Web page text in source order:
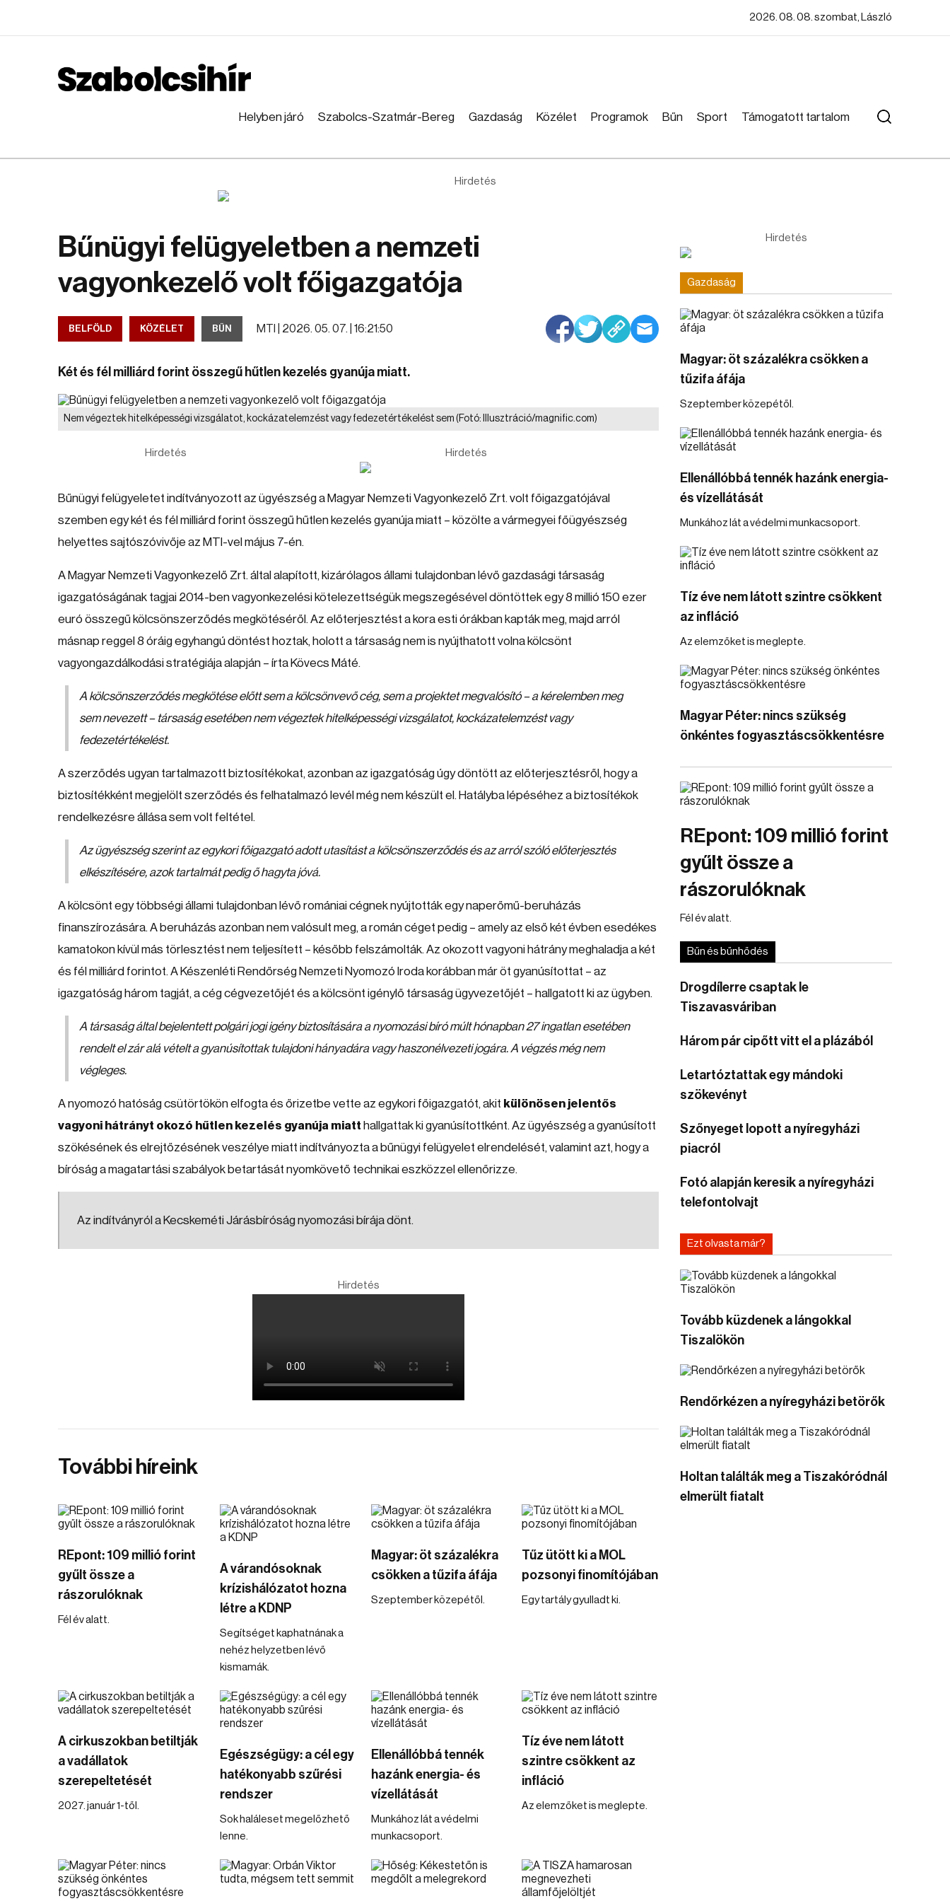
2026. 08. 08. szombat, László
Helyben járó Szabolcs-Szatmár-Bereg Gazdaság Közélet Programok Bűn Sport Támogatott tartalom
Hirdetés
Bűnügyi felügyeletben a nemzeti
vagyonkezelő volt főigazgatója
BELFÖLD KÖZÉLET BŰN MTI | 2026. 05. 07. | 16:21:50
Két és fél milliárd forint összegű hűtlen kezelés gyanúja miatt.
Nem végeztek hitelképességi vizsgálatot, kockázatelemzést vagy fedezetértékelést sem (Fotó: Illusztráció/magnific.com)
Hirdetés Hirdetés
Bűnügyi felügyeletet indítványozott az ügyészség a Magyar Nemzeti Vagyonkezelő Zrt. volt főigazgatójával
szemben egy két és fél milliárd forint összegű hűtlen kezelés gyanúja miatt – közölte a vármegyei főügyészség
helyettes sajtószóvivője az MTI-vel május 7-én.
A Magyar Nemzeti Vagyonkezelő Zrt. által alapított, kizárólagos állami tulajdonban lévő gazdasági társaság
igazgatóságának tagjai 2014-ben vagyonkezelési kötelezettségük megszegésével döntöttek egy 8 millió 150 ezer
euró összegű kölcsönszerződés megkötéséről. Az előterjesztést a kora esti órákban kapták meg, majd arról
másnap reggel 8 óráig egyhangú döntést hoztak, holott a társaság nem is nyújthatott volna kölcsönt
vagyongazdálkodási stratégiája alapján – írta Kövecs Máté.
A kölcsönszerződés megkötése előtt sem a kölcsönvevő cég, sem a projektet megvalósító – a kérelemben meg
sem nevezett – társaság esetében nem végeztek hitelképességi vizsgálatot, kockázatelemzést vagy
fedezetértékelést.
A szerződés ugyan tartalmazott biztosítékokat, azonban az igazgatóság úgy döntött az előterjesztésről, hogy a
biztosítékként megjelölt szerződés és felhatalmazó levél még nem készült el. Hatályba lépéséhez a biztosítékok
rendelkezésre állása sem volt feltétel.
Az ügyészség szerint az egykori főigazgató adott utasítást a kölcsönszerződés és az arról szóló előterjesztés
elkészítésére, azok tartalmát pedig ő hagyta jóvá.
A kölcsönt egy többségi állami tulajdonban lévő romániai cégnek nyújtották egy naperőmű-beruházás
finanszírozására. A beruházás azonban nem valósult meg, a román céget pedig – amely az első két évben esedékes
kamatokon kívül más törlesztést nem teljesített – később felszámolták. Az okozott vagyoni hátrány meghaladja a két
és fél milliárd forintot. A Készenléti Rendőrség Nemzeti Nyomozó Iroda korábban már öt gyanúsítottat – az
igazgatóság három tagját, a cég cégvezetőjét és a kölcsönt igénylő társaság ügyvezetőjét – hallgatott ki az ügyben.
A társaság által bejelentett polgári jogi igény biztosítására a nyomozási bíró múlt hónapban 27 ingatlan esetében
rendelt el zár alá vételt a gyanúsítottak tulajdoni hányadára vagy haszonélvezeti jogára. A végzés még nem
végleges.
A nyomozó hatóság csütörtökön elfogta és őrizetbe vette az egykori főigazgatót, akit különösen jelentős
vagyoni hátrányt okozó hűtlen kezelés gyanúja miatt hallgattak ki gyanúsítottként. Az ügyészség a gyanúsított
szökésének és elrejtőzésének veszélye miatt indítványozta a bűnügyi felügyelet elrendelését, valamint azt, hogy a
bíróság a magatartási szabályok betartását nyomkövető technikai eszközzel ellenőrizze.
Az indítványról a Kecskeméti Járásbíróság nyomozási bírája dönt.
Hirdetés
További híreink
REpont: 109 millió forint
gyűlt össze a
rászorulóknak
Fél év alatt.
A várandósoknak
krízishálózatot hozna
létre a KDNP
Segítséget kaphatnának a
nehéz helyzetben lévő
kismamák.
Magyar: öt százalékra
csökken a tűzifa áfája
Szeptember közepétől.
Tűz ütött ki a MOL
pozsonyi finomítójában
Egy tartály gyulladt ki.
A cirkuszokban betiltják
a vadállatok
szerepeltetését
2027. január 1-től.
Egészségügy: a cél egy
hatékonyabb szűrési
rendszer
Sok haláleset megelőzhető
lenne.
Ellenállóbbá tennék
hazánk energia- és
vízellátását
Munkához lát a védelmi
munkacsoport.
Tíz éve nem látott
szintre csökkent az
infláció
Az elemzőket is meglepte.
Hirdetés
Gazdaság
Magyar: öt százalékra csökken a
tűzifa áfája
Szeptember közepétől.
Ellenállóbbá tennék hazánk energia-
és vízellátását
Munkához lát a védelmi munkacsoport.
Tíz éve nem látott szintre csökkent
az infláció
Az elemzőket is meglepte.
Magyar Péter: nincs szükség
önkéntes fogyasztáscsökkentésre
REpont: 109 millió forint
gyűlt össze a
rászorulóknak
Fél év alatt.
Bűn és bűnhődés
Drogdílerre csaptak le
Tiszavasváriban
Három pár cipőtt vitt el a plázából
Letartóztattak egy mándoki
szökevényt
Szőnyeget lopott a nyíregyházi
piacról
Fotó alapján keresik a nyíregyházi
telefontolvajt
Ezt olvasta már?
Tovább küzdenek a lángokkal
Tiszalökön
Rendőrkézen a nyíregyházi betörők
Holtan találták meg a Tiszakóródnál
elmerült fiatalt